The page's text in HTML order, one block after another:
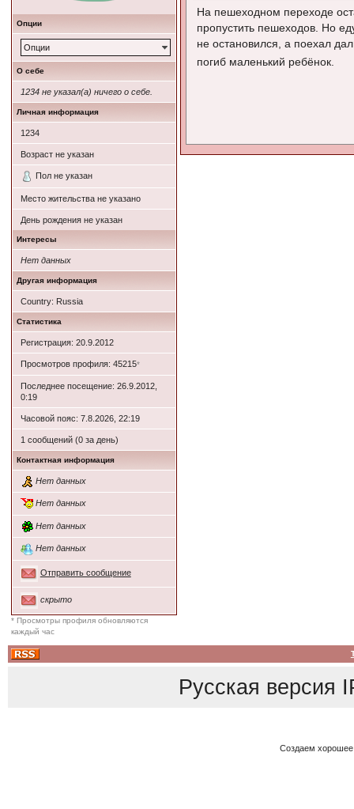
Опции
Опции
О себе
1234 не указал(а) ничего о себе.
Личная информация
1234
Возраст не указан
Пол не указан
Место жительства не указано
День рождения не указан
Интересы
Нет данных
Другая информация
Country: Russia
Статистика
Регистрация: 20.9.2012
Просмотров профиля: 45215*
Последнее посещение: 26.9.2012,
0:19
Часовой пояс: 7.8.2026, 22:19
1 сообщений (0 за день)
Контактная информация
Нет данных
Нет данных
Нет данных
Нет данных
Отправить сообщение
скрыто
* Просмотры профиля обновляются
каждый час
На пешеходном переходе
пропустить пешеходов. Но
не остановился, а поехал
погиб маленький ребёнок.
Русская версия
Создаем